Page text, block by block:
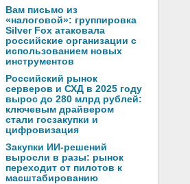
Вам письмо из
«налоговой»: группировка
Silver Fox атаковала
российские организации с
использованием новых
инструментов
Российский рынок
серверов и СХД в 2025 году
вырос до 280 млрд рублей:
ключевым драйвером
стали госзакупки и
цифровизация
Закупки ИИ-решений
выросли в разы: рынок
переходит от пилотов к
масштабированию